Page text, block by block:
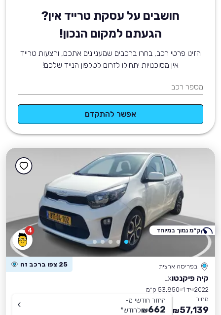
חושבים על עסקת טרייד אין?
הגעתם למקום הנכון!
הזינו פרטי רכב, בחרו ברכבים שמעניינים אתכם, והצעות טרייד
אין מסוכנויות יתחילו לזרום לטלפון הנייד שלכם!
מספר רכב
אפשר להתקדם
4
בפריסה ארצית 25 צפו ברכב זה
קיה פיקנטוLX
2022 יד 1
53,850 ק״מ
מחיר
57,139
₪
החזר חודשי מ-
662
₪לחודש*
ק״מ נמוך במיוחד